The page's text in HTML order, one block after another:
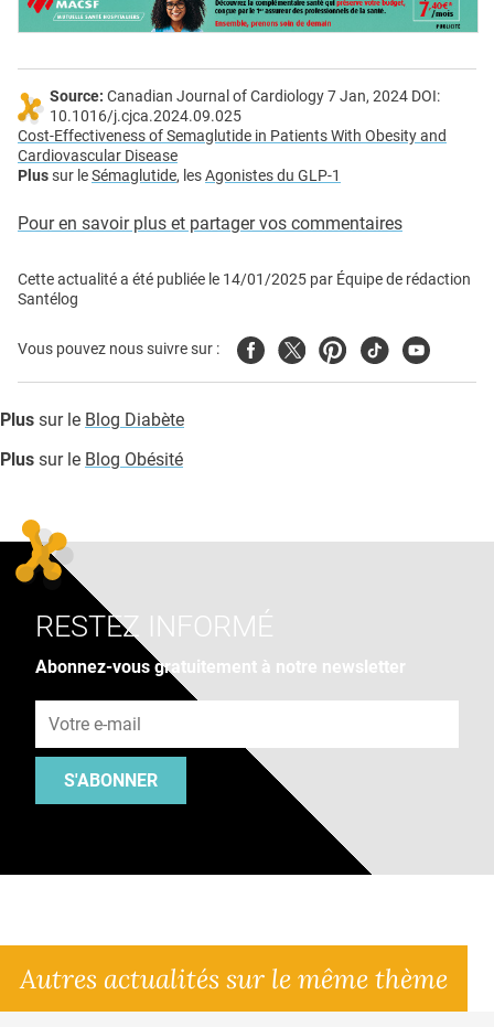
Source: Canadian Journal of Cardiology 7 Jan, 2024 DOI:
10.1016/j.cjca.2024.09.025
Cost-Effectiveness of Semaglutide in Patients With Obesity and
Cardiovascular Disease
Plussur leSémaglutide, lesAgonistes du GLP-1
Pour en savoir plus et partager vos commentaires
Cette actualité a été publiée le 14/01/2025 par Équipe de rédaction
Santélog
Vous pouvez nous suivre sur : FacebookTwitterPinterest
TiktokYoutube
Plus sur le Blog Diabète
Plus sur le Blog Obésité
RESTEZ INFORMÉ
Abonnez-vous gratuitement à notre newsletter
S'ABONNER
Autres actualités sur le même thème